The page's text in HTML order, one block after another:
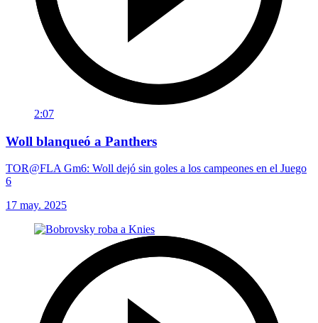
2:07
Woll blanqueó a Panthers
TOR@FLA Gm6: Woll dejó sin goles a los campeones en el Juego
6
17 may. 2025